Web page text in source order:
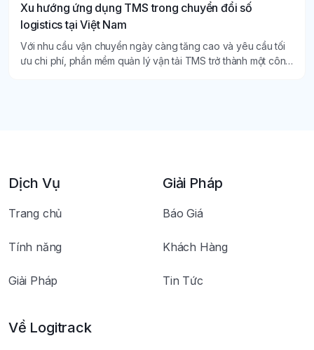
Xu hướng ứng dụng TMS trong chuyển đổi số
logistics tại Việt Nam
Với nhu cầu vận chuyển ngày càng tăng cao và yêu cầu tối
ưu chi phí, phần mềm quản lý vận tải TMS trở thành một công
Dịch Vụ
Trang chủ
Tính năng
Giải Pháp
Giải Pháp
Báo Giá
Khách Hàng
Tin Tức
Về Logitrack